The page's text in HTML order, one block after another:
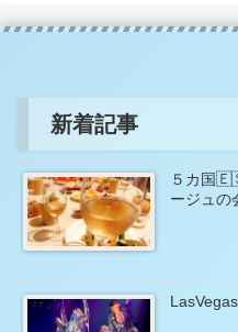
新着記事
５カ国
ージュの